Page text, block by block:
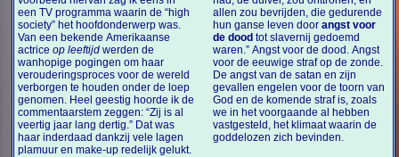
een TV programma waarin de “high
society” het hoofdonderwerp was.
Van een bekende Amerikaanse
actriceop leeftijd werden de
wanhopige pogingen om haar
verouderingsproces voor de wereld
verborgen te houden onder de loep
genomen. Heel geestig hoorde ik de
commentaarstem zeggen: “Zij is al
veertig jaar lang dertig.” Dat was
haar inderdaad dankzij vele lagen
plamuur en make-up redelijk gelukt.
allen zou bevrijden, die gedurende
hun ganse leven door angst voor
de doodtot slavernij gedoemd
waren.” Angst voor de dood. Angst
voor de eeuwige straf op de zonde.
De angst van de satan en zijn
gevallen engelen voor de toorn van
God en de komende straf is, zoals
we in het voorgaande al hebben
vastgesteld, het klimaat waarin de
goddelozen zich bevinden.